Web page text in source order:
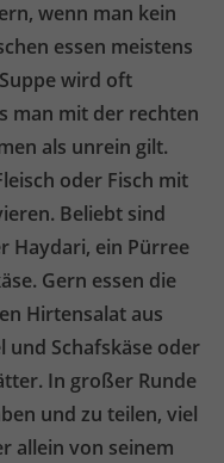
wenn man kein
essen meistens
wird oft
man mit der rechten
als unrein gilt.
oder Fisch mit
Beliebt sind
Haydari, ein Pürree
Gern essen die
Hirtensalat aus
und Schafskäse oder
In großer Runde
und zu teilen, viel
allein von seinem